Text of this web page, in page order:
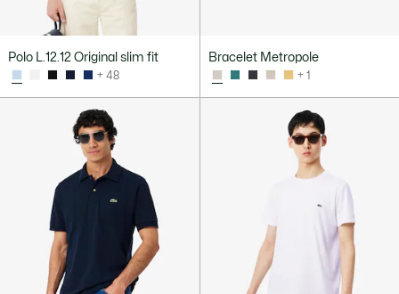
Polo L.12.12 Original slim fit
+ 48
Bracelet Metropole
+ 1